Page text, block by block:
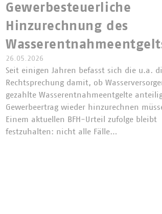
Gewerbesteuerliche
Hinzurechnung des
26.05.2026
Seit einigen Jahren befasst sich die u.a.
Rechtsprechung damit, ob
gezahlte Wasserentnahmeentgelte
Gewerbeertrag wieder hinzurechnen
Einem aktuellen BFH-Urteil zufolge bleibt
festzuhalten: nicht alle Fälle…